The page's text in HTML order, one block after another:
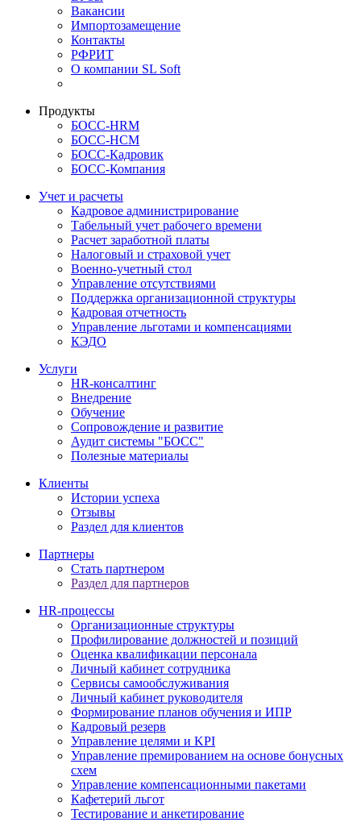
Вакансии
Импортозамещение
Контакты
РФРИТ
О компании SL Soft
Продукты
БОСС-HRM
БОСС-HCM
БОСС-Кадровик
БОСС-Компания
Учет и расчеты
Кадровое администрирование
Табельный учет рабочего времени
Расчет заработной платы
Налоговый и страховой учет
Военно-учетный стол
Управление отсутствиями
Поддержка организационной структуры
Кадровая отчетность
Управление льготами и компенсациями
КЭДО
Услуги
HR-консалтинг
Внедрение
Обучение
Сопровождение и развитие
Аудит системы "БОСС"
Полезные материалы
Клиенты
Истории успеха
Отзывы
Раздел для клиентов
Партнеры
Стать партнером
Раздел для партнеров
HR-процессы
Организационные структуры
Профилирование должностей и позиций
Оценка квалификации персонала
Личный кабинет сотрудника
Сервисы самообслуживания
Личный кабинет руководителя
Формирование планов обучения и ИПР
Кадровый резерв
Управление целями и KPI
Управление премированием на основе бонусных
схем
Управление компенсационными пакетами
Кафетерий льгот
Тестирование и анкетирование